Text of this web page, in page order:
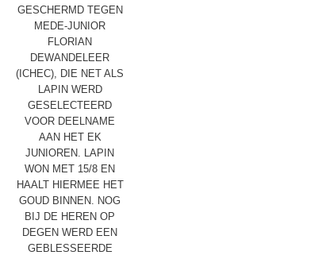
GESCHERMD TEGEN
MEDE-JUNIOR
FLORIAN
DEWANDELEER
(ICHEC), DIE NET ALS
LAPIN WERD
GESELECTEERD
VOOR DEELNAME
AAN HET EK
JUNIOREN. LAPIN
WON MET 15/8 EN
HAALT HIERMEE HET
GOUD BINNEN. NOG
BIJ DE HEREN OP
DEGEN WERD EEN
GEBLESSEERDE